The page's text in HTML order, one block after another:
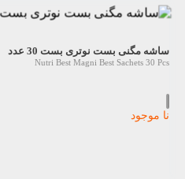
ساشه مگنی بست نوتری بست 30 عدد
Nutri Best Magni Best Sachets 30 Pcs
نا موجود